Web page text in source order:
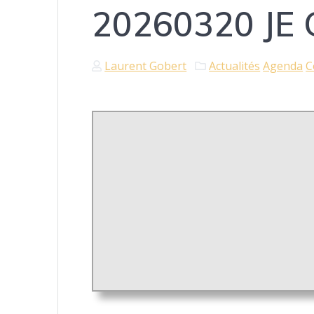
20260320 JE
Laurent Gobert Actualités Agenda